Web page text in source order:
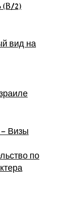
(B/2)
вид на
– Визы
по